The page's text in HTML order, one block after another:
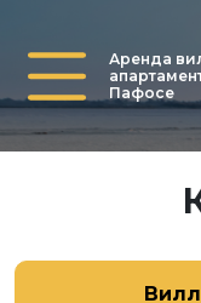
Аренда
Пафосе